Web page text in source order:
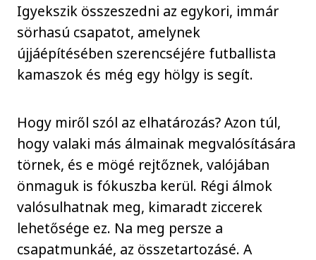
Igyekszik összeszedni az egykori, immár
sörhasú csapatot, amelynek
újjáépítésében szerencséjére futballista
kamaszok és még egy hölgy is segít.
Hogy miről szól az elhatározás? Azon túl,
hogy valaki más álmainak megvalósítására
törnek, és e mögé rejtőznek, valójában
önmaguk is fókuszba kerül. Régi álmok
valósulhatnak meg, kimaradt ziccerek
lehetősége ez. Na meg persze a
csapatmunkáé, az összetartozásé. A